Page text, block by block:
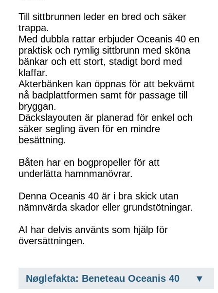
Till sittbrunnen leder en bred och säker
trappa.
Med dubbla rattar erbjuder Oceanis 40 en
praktisk och rymlig sittbrunn med sköna
bänkar och ett stort, stadigt bord med
klaffar.
Akterbänken kan öppnas för att bekvämt
nå badplattformen samt för passage till
bryggan.
Däckslayouten är planerad för enkel och
säker segling även för en mindre
besättning.
Båten har en bogpropeller för att
underlätta hamnmanövrar.
Denna Oceanis 40 är i bra skick utan
nämnvärda skador eller grundstötningar.
AI har delvis använts som hjälp för
översättningen.
Nøglefakta: Beneteau Oceanis 40